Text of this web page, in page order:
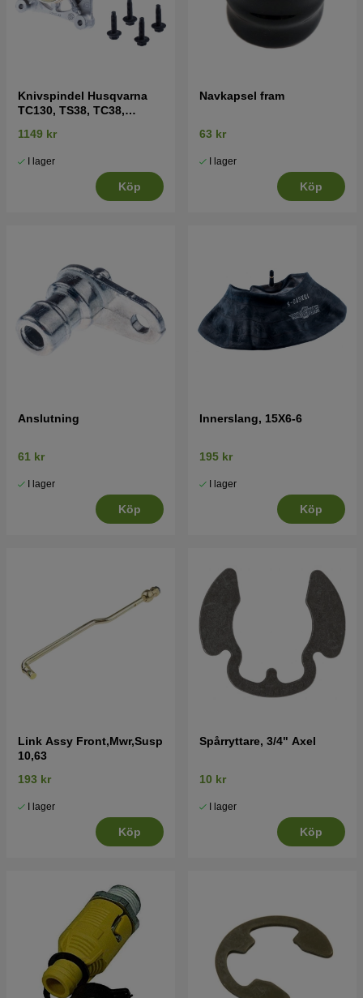
Knivspindel Husqvarna
TC130, TS38, TC38,
1149 kr
I lager
Köp
Navkapsel fram
63 kr
I lager
Köp
Anslutning
61 kr
I lager
Köp
Innerslang, 15X6-6
195 kr
I lager
Köp
Link Assy Front,Mwr,Susp
10,63
193 kr
I lager
Köp
Spårryttare, 3/4" Axel
10 kr
I lager
Köp